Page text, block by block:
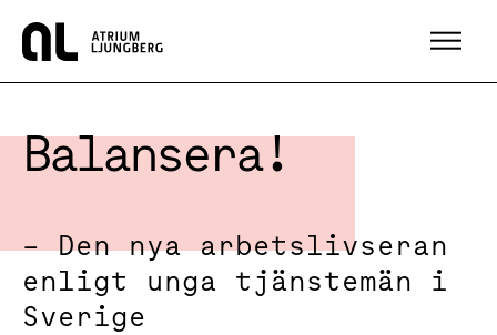
Hem
Balansera!
– Den nya arbetslivseran
enligt unga tjänstemän i
Sverige